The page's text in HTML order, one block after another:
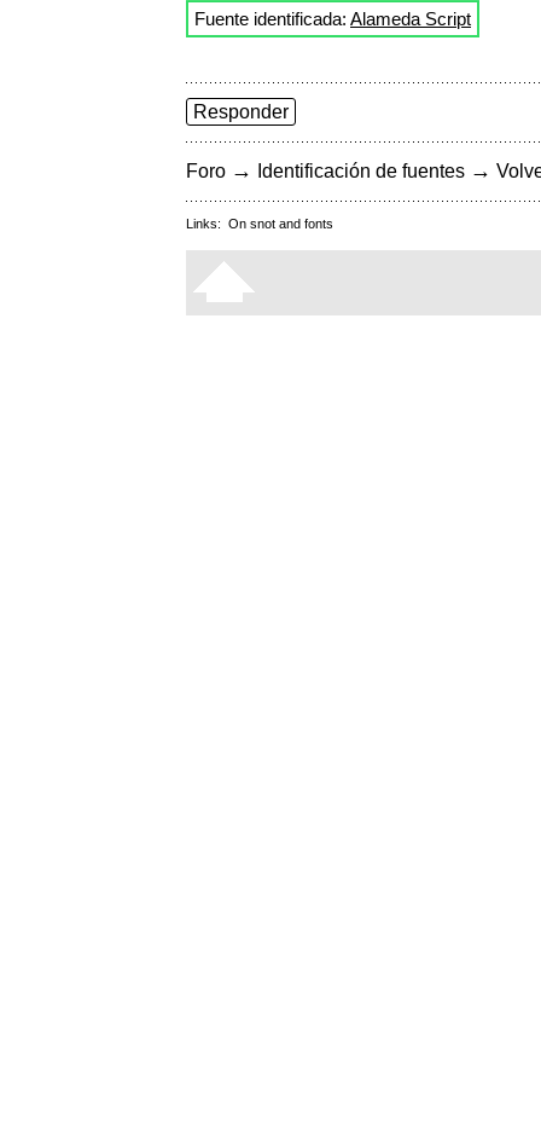
Fuente identificada: Alameda Script
Responder
Foro → Identificación de fuentes →
Links: On snot and fonts